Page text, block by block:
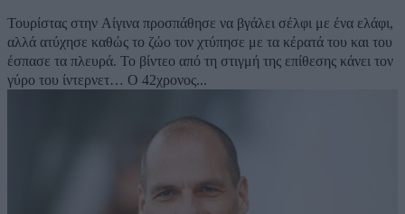
Τουρίστας στην Αίγινα προσπάθησε να βγάλει σέλφι με ένα ελάφι,
αλλά ατύχησε καθώς το ζώο τον χτύπησε με τα κέρατά του και του
έσπασε τα πλευρά. Το βίντεο από τη στιγμή της επίθεσης κάνει τον
γύρο του ίντερνετ… Ο 42χρονος...